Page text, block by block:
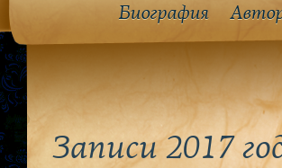
Биография
Записи 2017